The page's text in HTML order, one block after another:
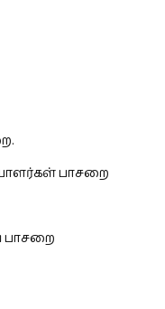
பாசறை
பாசறை